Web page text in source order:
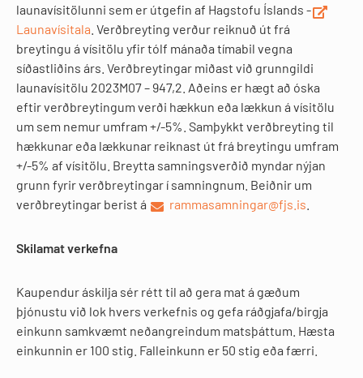
launavísitölunni sem er útgefin af Hagstofu Íslands -
Launavísitala . Verðbreyting verður reiknuð út frá
breytingu á vísitölu yfir tólf mánaða tímabil vegna
síðastliðins árs. Verðbreytingar miðast við grunngildi
launavísitölu 2023M07 – 947,2. Aðeins er hægt að óska
eftir verðbreytingum verði hækkun eða lækkun á vísitölu
um sem nemur umfram +/-5%. Samþykkt verðbreyting til
hækkunar eða lækkunar reiknast út frá breytingu umfram
+/-5% af vísitölu. Breytta samningsverðið myndar nýjan
grunn fyrir verðbreytingar í samningnum. Beiðnir um
verðbreytingar berist á
rammasamningar@fjs.is
Skilamat verkefna
Kaupendur áskilja sér rétt til að gera mat á gæðum
þjónustu við lok hvers verkefnis og gefa ráðgjafa/birgja
einkunn samkvæmt neðangreindum matsþáttum. Hæsta
einkunnin er 100 stig. Falleinkunn er 50 stig eða færri.